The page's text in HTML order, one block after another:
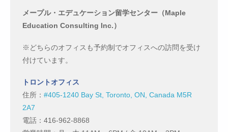
メープル・エデュケーション留学センター（Maple
Education Consulting Inc.）
※どちらのオフィスも予約制でオフィスへの訪問を受け
付けています。
トロントオフィス
住所： #405-1240 Bay St, Toronto, ON, Canada M5R
2A7
電話：416-962-8868